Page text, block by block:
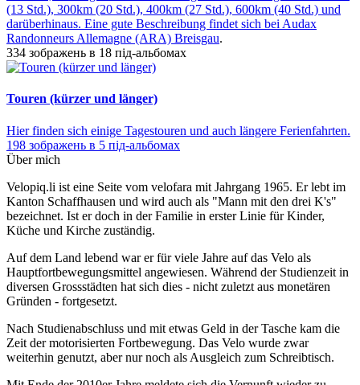
(13 Std.), 300km (20 Std.), 400km (27 Std.), 600km (40 Std.) und
darüberhinaus. Eine gute Beschreibung findet sich bei Audax
Randonneurs Allemagne (ARA) Breisgau.
334 зображень в 18 під-альбомах
Touren (kürzer und länger)
Hier finden sich einige Tagestouren und auch längere Ferienfahrten.
198 зображень в 5 під-альбомах
Über mich
Velopiq.li ist eine Seite vom velofara mit Jahrgang 1965. Er lebt im
Kanton Schaffhausen und wird auch als "Mann mit den drei K's"
bezeichnet. Ist er doch in der Familie in erster Linie für Kinder,
Küche und Kirche zuständig.
Auf dem Land lebend war er für viele Jahre auf das Velo als
Hauptfortbewegungsmittel angewiesen. Während der Studienzeit in
diversen Grossstädten hat sich dies - nicht zuletzt aus monetären
Gründen - fortgesetzt.
Nach Studienabschluss und mit etwas Geld in der Tasche kam die
Zeit der motorisierten Fortbewegung. Das Velo wurde zwar
weiterhin genutzt, aber nur noch als Ausgleich zum Schreibtisch.